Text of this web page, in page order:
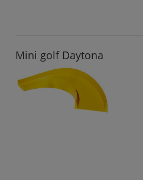
Mini golf Daytona